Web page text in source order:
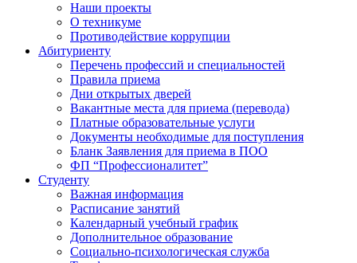
Наши проекты
О техникуме
Противодействие коррупции
Абитуриенту
Перечень профессий и специальностей
Правила приема
Дни открытых дверей
Вакантные места для приема (перевода)
Платные образовательные услуги
Документы необходимые для поступления
Бланк Заявления для приема в ПОО
ФП “Профессионалитет”
Студенту
Важная информация
Расписание занятий
Календарный учебный график
Дополнительное образование
Социально-психологическая служба